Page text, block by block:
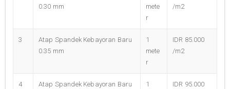
0.30 mm
mete
r
/m2
3
Atap Spandek Kebayoran Baru
0.35 mm
1
mete
r
IDR 85.000
/m2
4
Atap Spandek Kebayoran Baru
1
IDR 95.000